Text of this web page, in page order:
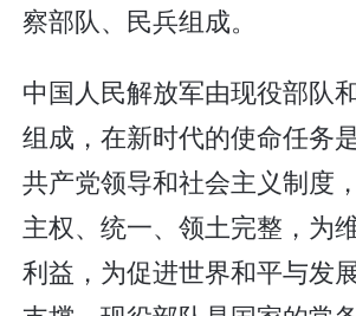
察部队、民兵组成。
中国人民解放军由现役部队
组成，在新时代的使命任务
共产党领导和社会主义制度
主权、统一、领土完整，为
利益，为促进世界和平与发